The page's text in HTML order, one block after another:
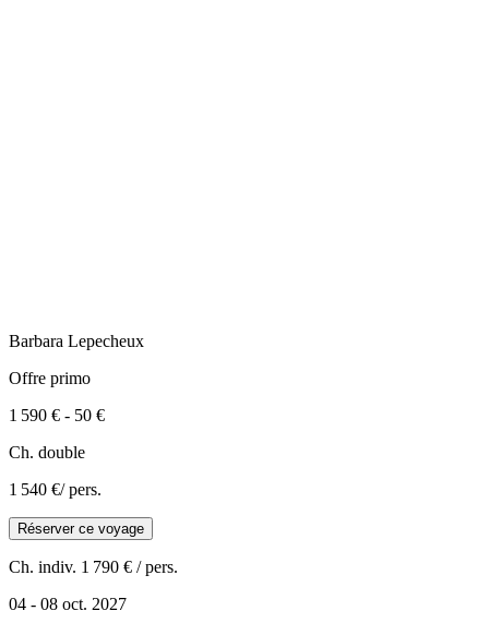
Barbara Lepecheux
Offre primo
1 590 € - 50 €
Ch. double
1 540 €/ pers.
Réserver ce voyage
Ch. indiv. 1 790 € / pers.
04 - 08 oct. 2027